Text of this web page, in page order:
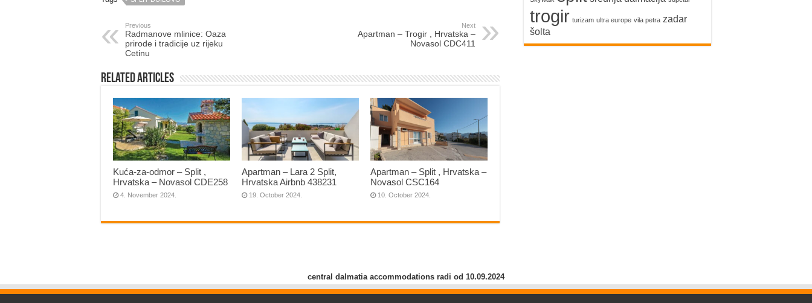
Previous
Radmanove mlinice: Oaza
prirode i tradicije uz rijeku
Cetinu
Next
Apartman – Trogir , Hrvatska –
Novasol CDC411
Related Articles
Kuća-za-odmor – Split ,
Hrvatska – Novasol CDE258
4. November 2024.
Apartman – Lara 2 Split,
Hrvatska Airbnb 438231
19. October 2024.
Apartman – Split , Hrvatska –
Novasol CSC164
10. October 2024.
trogir turizam ultra europe vila petra zadar
šolta
central dalmatia accommodations radi od 10.09.2024